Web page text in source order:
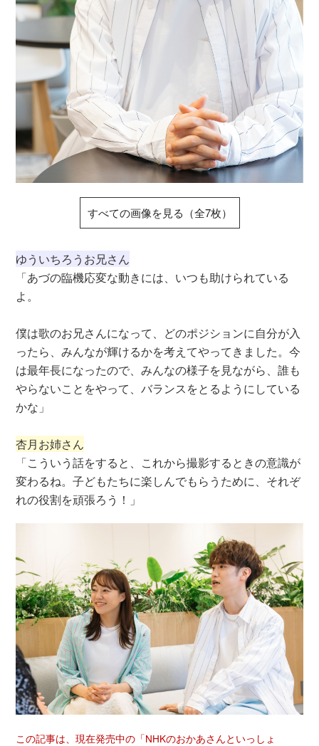
すべての画像を見る（全7枚）
ゆういちろうお兄さん
「あづの臨機応変な動きには、いつも助けられている
よ。
僕は歌のお兄さんになって、どのポジションに自分が入
ったら、みんなが輝けるかを考えてやってきました。今
は最年長になったので、みんなの様子を見ながら、誰も
やらないことをやって、バランスをとるようにしている
かな」
杏月お姉さん
「こういう話をすると、これから撮影するときの意識が
変わるね。子どもたちに楽しんでもらうために、それぞ
れの役割を頑張ろう！」
この記事は、現在発売中の「NHKのおかあさんといっしょ